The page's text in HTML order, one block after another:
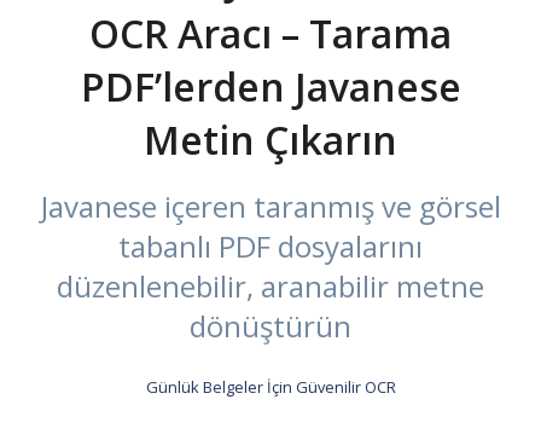
OCR Aracı – Tarama
PDF’lerden Javanese
Metin Çıkarın
Javanese içeren taranmış ve görsel
tabanlı PDF dosyalarını
düzenlenebilir, aranabilir metne
dönüştürün
Günlük Belgeler İçin Güvenilir OCR